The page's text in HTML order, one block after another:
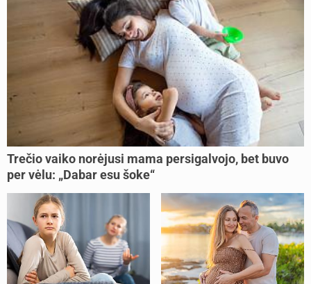
Trečio vaiko norėjusi mama persigalvojo, bet buvo
per vėlu: „Dabar esu šoke“